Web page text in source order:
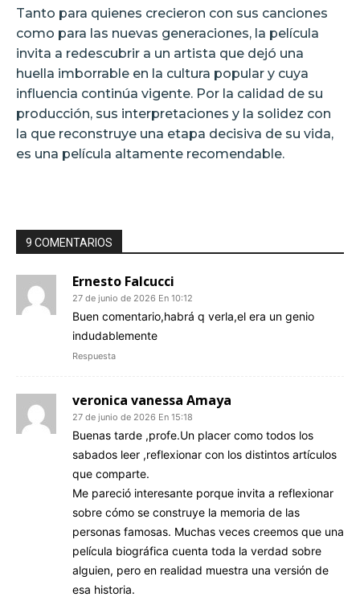
Tanto para quienes crecieron con sus canciones
como para las nuevas generaciones, la película
invita a redescubrir a un artista que dejó una
huella imborrable en la cultura popular y cuya
influencia continúa vigente. Por la calidad de su
producción, sus interpretaciones y la solidez con
la que reconstruye una etapa decisiva de su vida,
es una película altamente recomendable.
9 COMENTARIOS
Ernesto Falcucci
27 de junio de 2026 En 10:12
Buen comentario,habrá q verla,el era un genio
indudablemente
Respuesta
veronica vanessa Amaya
27 de junio de 2026 En 15:18
Buenas tarde ,profe.Un placer como todos los
sabados leer ,reflexionar con los distintos artículos
que comparte.
Me pareció interesante porque invita a reflexionar
sobre cómo se construye la memoria de las
personas famosas. Muchas veces creemos que una
película biográfica cuenta toda la verdad sobre
alguien, pero en realidad muestra una versión de
esa historia.